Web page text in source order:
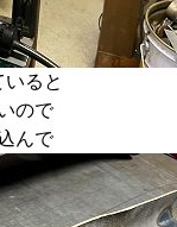
ると
ので
んで